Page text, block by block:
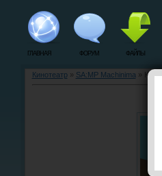
ГЛАВНАЯ ФОРУМ ФАЙЛЫ
Кинотеатр» SA:MP Machinima »